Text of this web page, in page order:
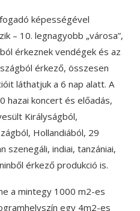
képességével
– 10. legnagyobb „városa”,
érkeznek vendégek és az
érkező, összesen
láthatjuk a 6 nap alatt. A
hazai koncert és előadás,
Királyságból,
Hollandiából, 29
szenegáli, indiai, tanzániai,
érkező produkció is.
a mintegy 1000 m2-es
egy 4m2-es